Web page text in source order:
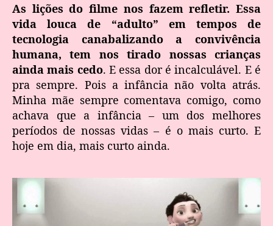
As lições do filme nos fazem refletir. Essa
vida louca de “adulto” em tempos de
tecnologia canabalizando a convivência
humana, tem nos tirado nossas crianças
ainda mais cedo. E essa dor é incalculável. E é
pra sempre. Pois a infância não volta atrás.
Minha mãe sempre comentava comigo, como
achava que a infância – um dos melhores
períodos de nossas vidas – é o mais curto. E
hoje em dia, mais curto ainda.